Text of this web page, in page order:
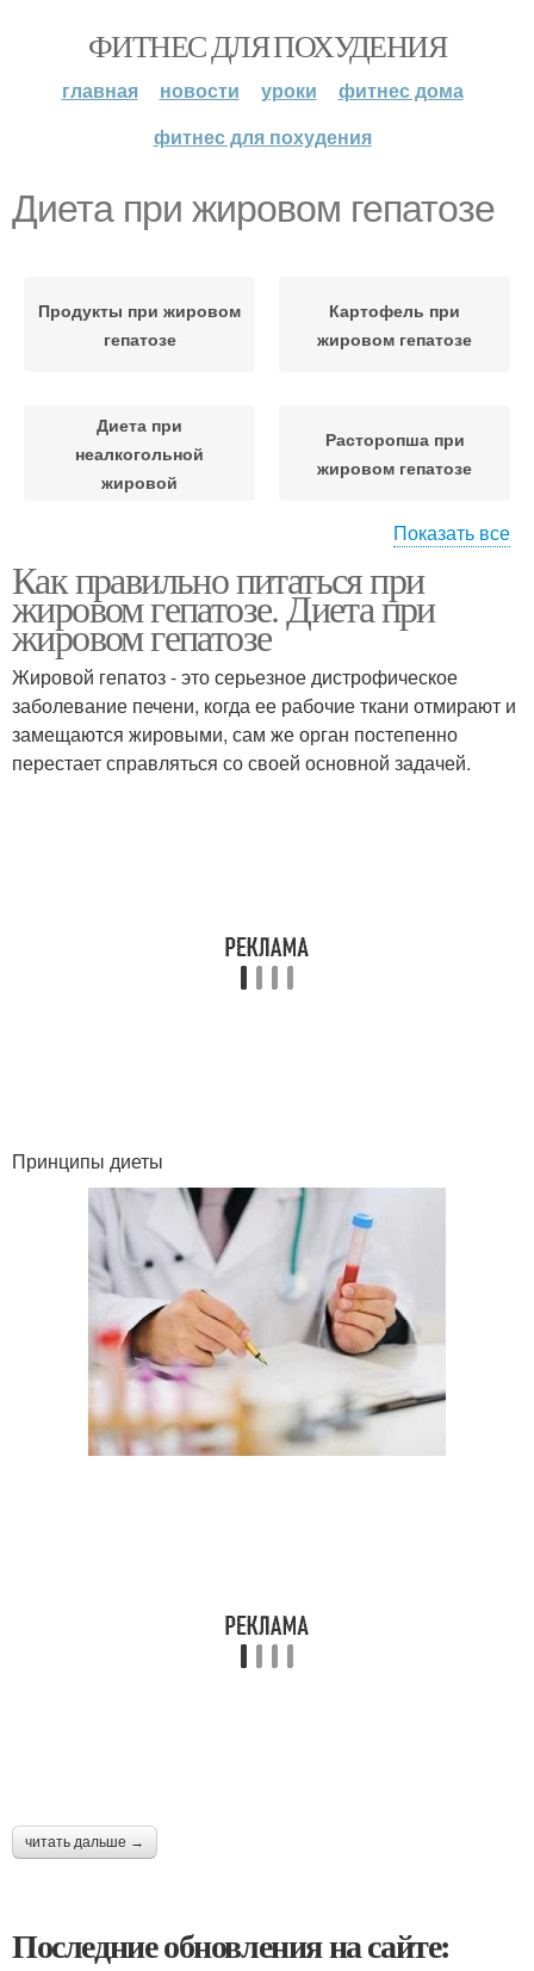
ФИТНЕС ДЛЯ ПОХУДЕНИЯ
главная новости уроки
фитнес дома
фитнес для похудения
Диета при жировом гепатозе
Продукты при жировом
гепатозе
Картофель при
жировом гепатозе
Диета при
неалкогольной
жировой
Расторопша при
жировом гепатозе
Жировой гепатоз
гепатоз
Показать все
Как правильно питаться при
жировом гепатозе. Диета при
жировом гепатозе
Жировой гепатоз - это серьезное дистрофическое
заболевание печени, когда ее рабочие ткани отмирают и
замещаются жировыми, сам же орган постепенно
перестает справляться со своей основной задачей.
Принципы диеты
читать дальше →
Последние обновления на сайте: